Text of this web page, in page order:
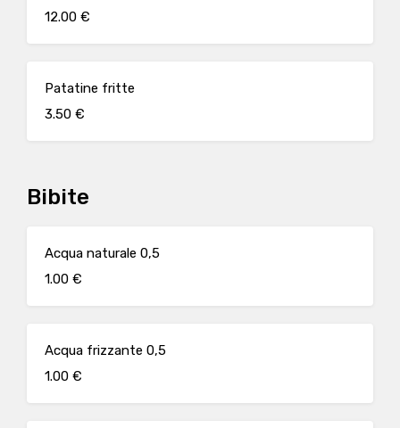
12.00 €
Patatine fritte
3.50 €
Bibite
Acqua naturale 0,5
1.00 €
Acqua frizzante 0,5
1.00 €